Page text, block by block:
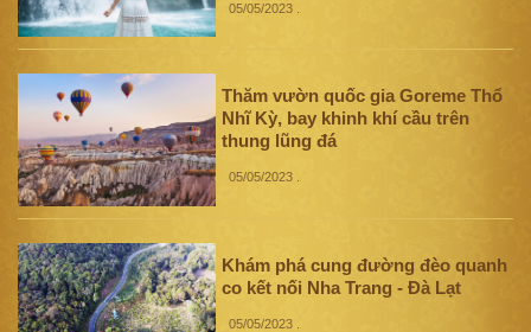
05/05/2023
Thăm vườn quốc gia Goreme Thổ
Nhĩ Kỳ, bay khinh khí cầu trên
thung lũng đá
05/05/2023
Khám phá cung đường đèo quanh
co kết nối Nha Trang - Đà Lạt
05/05/2023